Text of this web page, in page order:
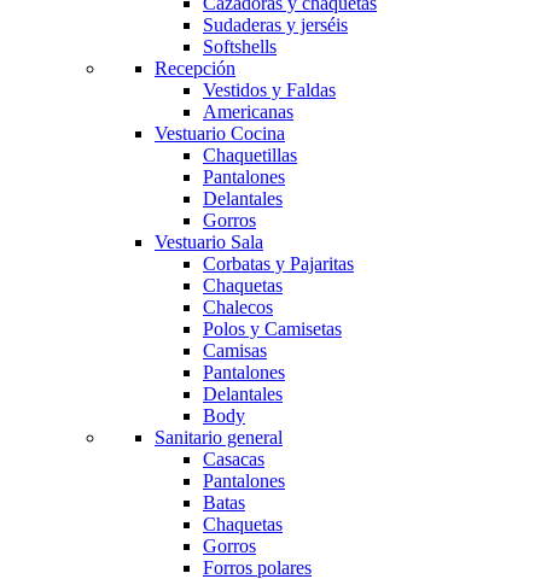
Sudaderas y jerséis
Softshells
Recepción
Vestidos y Faldas
Americanas
Vestuario Cocina
Chaquetillas
Pantalones
Delantales
Gorros
Vestuario Sala
Corbatas y Pajaritas
Chaquetas
Chalecos
Polos y Camisetas
Camisas
Pantalones
Delantales
Body
Sanitario general
Casacas
Pantalones
Batas
Chaquetas
Gorros
Forros polares